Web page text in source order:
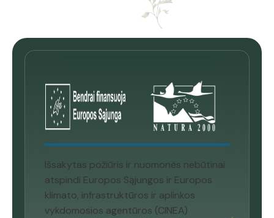
Išsakytas požiūris ir nuomonės nebūtinai
atspindi Europos Sąjungos ir Europos
klimato, infrastruktūros ir aplinkos
vykdomosios agentūros (CINEA)